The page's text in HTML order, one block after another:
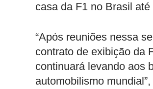
casa da F1 no Brasil
“Após reuniões nessa
contrato de exibição da
continuará levando aos
automobilismo